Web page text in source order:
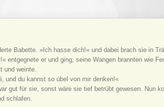
Babette. »Ich hasse dich!« und dabei brach sie in
entgegnete er und ging; seine Wangen brannten wie
und weinte.
und du kannst so übel von mir denken!«
gut für sie, sonst wäre sie tief betrübt gewesen. Nun
schlafen.